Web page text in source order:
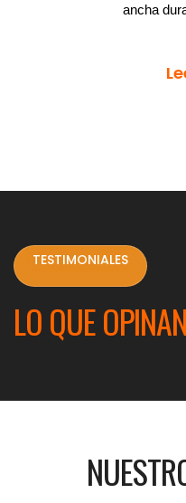
ancha
TESTIMONIALES
LO QUE